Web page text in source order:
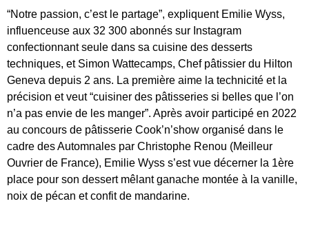
“Notre passion, c’est le partage”, expliquent Emilie Wyss,
influenceuse aux 32 300 abonnés sur Instagram
confectionnant seule dans sa cuisine des desserts
techniques, et Simon Wattecamps, Chef pâtissier du Hilton
Geneva depuis 2 ans. La première aime la technicité et la
précision et veut “cuisiner des pâtisseries si belles que l’on
n’a pas envie de les manger”. Après avoir participé en 2022
au concours de pâtisserie Cook’n’show organisé dans le
cadre des Automnales par Christophe Renou (Meilleur
Ouvrier de France), Emilie Wyss s’est vue décerner la 1ère
place pour son dessert mêlant ganache montée à la vanille,
noix de pécan et confit de mandarine.